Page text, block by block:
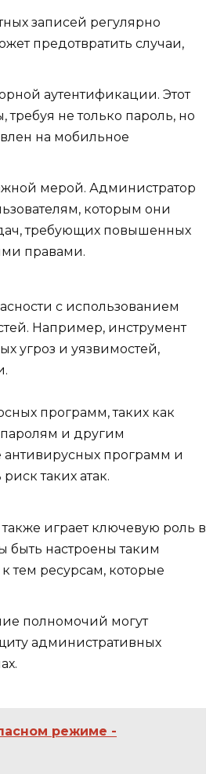
записей регулярно
предотвратить случаи,
аутентификации. Этот
не только пароль, но
на мобильное
мерой. Администратор
которым они
требующих повышенных
правами.
с использованием
Например, инструмент
угроз и уязвимостей,
программ, таких как
паролям и другим
программ и
таких атак.
играет ключевую роль в
быть настроены таким
тем ресурсам, которые
полномочий могут
административных
режиме -